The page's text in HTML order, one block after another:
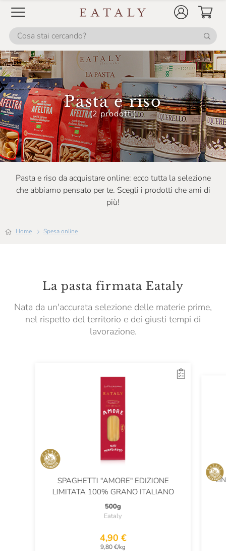
Pasta e riso
(2 prodotti)
Pasta e riso da acquistare online: ecco tutta la selezione
che abbiamo pensato per te. Scegli i prodotti che ami di
più!
Home Spesa online
La pasta firmata Eataly
Nata da un'accurata selezione delle materie prime,
nel rispetto del territorio e dei giusti tempi di
lavorazione.
SPAGHETTI "AMORE" EDIZIONE
LIMITATA 100% GRANO ITALIANO
500g
Eataly
4,90 €
9,80 €/kg